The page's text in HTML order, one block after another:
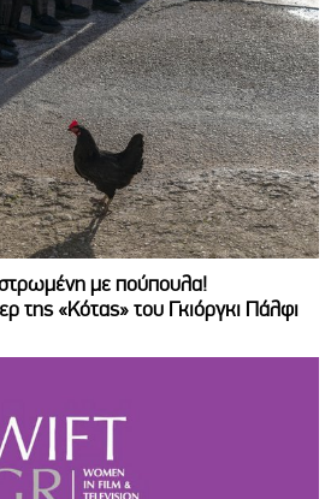
με πούπουλα!
της «Κότας» του Γκιόργκι Πάλφι